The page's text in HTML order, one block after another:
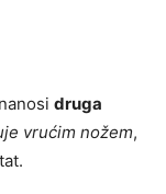
druga
vrućim nožem,